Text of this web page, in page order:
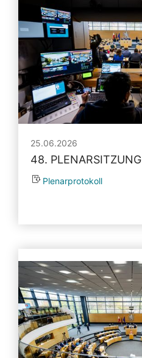
25.06.2026
48. PLENARSITZUNG
Plenarprotokoll